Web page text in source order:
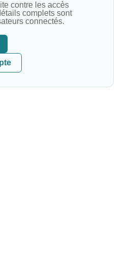
contre les accès
complets sont
connectés.